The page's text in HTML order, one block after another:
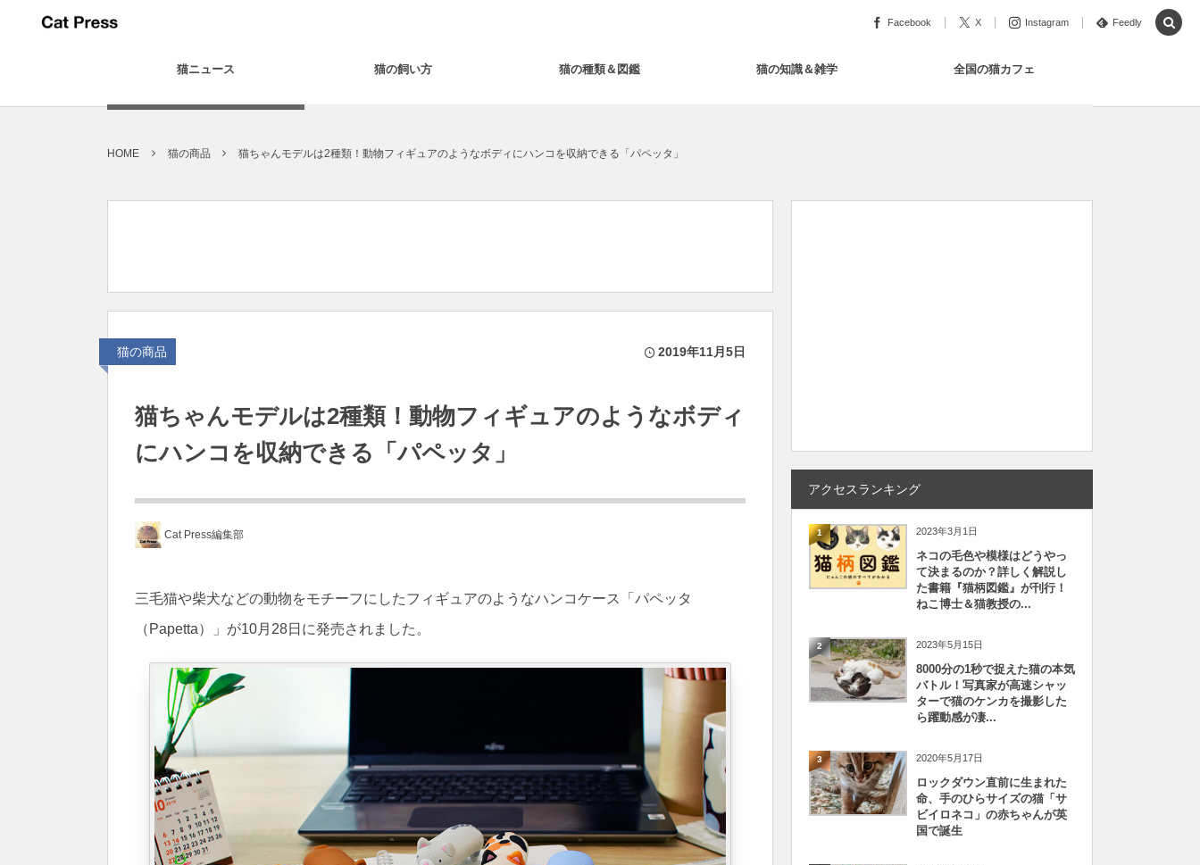
Facebook X Instagram Feedly
猫ニュース 猫の飼い方 猫の種類＆図鑑 猫の知識＆雑学 全国の猫カフェ
HOME 猫の商品 猫ちゃんモデルは2種類！動物フィギュアのようなボディにハンコを収納できる「パペッタ」
猫の商品 2019年11月5日
猫ちゃんモデルは2種類！動物フィギュアのようなボディ
にハンコを収納できる「パペッタ」
Cat Press編集部
三毛猫や柴犬などの動物をモチーフにしたフィギュアのようなハンコケース「パペッタ
（Papetta）」が10月28日に発売されました。
アクセスランキング
1 2023年3月1日
ネコの毛色や模様はどうやっ
て決まるのか？詳しく解説し
た書籍『猫柄図鑑』が刊行！
ねこ博士＆猫教授の...
2 2023年5月15日
8000分の1秒で捉えた猫の本気
バトル！写真家が高速シャッ
ターで猫のケンカを撮影した
ら躍動感が凄...
3 2020年5月17日
ロックダウン直前に生まれた
命、手のひらサイズの猫「サ
ビイロネコ」の赤ちゃんが英
国で誕生